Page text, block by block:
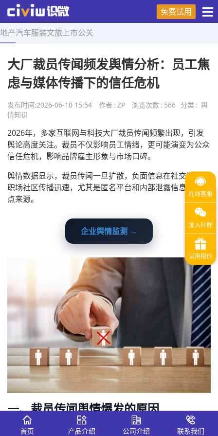
免费试用
地产汽车服装文旅 上市公关
首页 > 舆情知识 > 正文
大厂裁员传闻频发舆情分析：员工焦
虑与媒体传播下的信任危机
发布时间:2026-06-10 15:54 作者 : ZP 浏览次数 : 566 分类 : 舆
情知识
2026年，多家互联网与科技大厂裁员传闻频繁出现，引发
舆论高度关注。裁员不仅影响员工情绪，更可能演变为公众
信任危机，影响品牌雇主形象与市场口碑。
舆情数据显示，裁员传闻一旦扩散，负面信息在社交媒体和
职场社区传播迅速，尤其是匿名平台和内部泄露信息成为热
点来源。
企业舆情监测 →
一、裁员传闻舆情爆发的原因
信息泄露 ：内部邮件、考勤数据、裁员名单流出，引发员工
首页 产品介绍 公司介绍 联系我们